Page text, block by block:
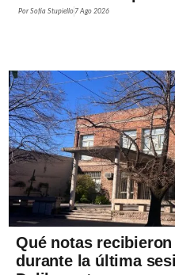
PorSofía Stupiello 7 Ago 2026
Qué notas
durante la última